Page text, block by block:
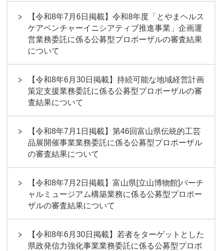
【令和8年7月6日掲載】令和8年度「とやまヘルス
ケアベンチャーイニシアティブ推進事業」企画運
営業務委託に係る公募型プロポーザルの審査結果
について
【令和8年6月30日掲載】持続可能な地域経営計画
策定支援業務委託に係る公募型プロポーザルの審
査結果について
【令和8年7月1日掲載】第46回富山県伝統的工芸
品展開催事業業務委託に係る公募型プロポーザル
の審査結果について
【令和8年7月2日掲載】富山県[立山博物館]バーチ
ャルミュージアム構築業務に係る公募型プロポー
ザルの審査結果について
【令和8年6月30日掲載】若者をターゲットとした
県政発信力強化事業業務委託に係る公募型プロポ